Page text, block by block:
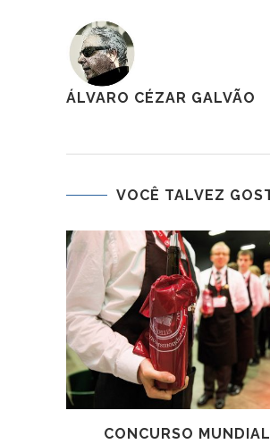
ÁLVARO CÉZAR GALVÃO
VOCÊ TALVEZ
CONCURSO